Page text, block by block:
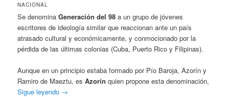
NACIONAL
Se denominaGeneración del 98 a un grupo de jóvenes
escritores de ideología similar que reaccionan ante un país
atrasado cultural y económicamente, y conmocionado por la
pérdida de las últimas colonias (Cuba, Puerto Rico y Filipinas).
Aunque en un principio estaba formado por Pío Baroja, Azorín y
Ramiro de Maeztu, esAzorín quien propone esta denominación,
Sigue leyendo →